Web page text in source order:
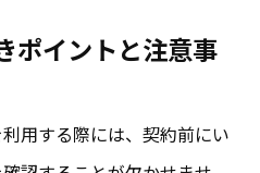
ポイントと注意事
用する際には、契約前にい